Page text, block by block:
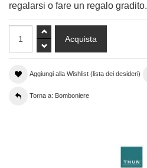
regalarsi o fare un regalo gradito.
Aggiungi alla Wishlist (lista dei desideri)
Torna a: Bomboniere